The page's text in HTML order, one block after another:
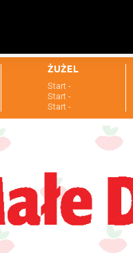
ŻUŻEL
Start -
Start -
Start -